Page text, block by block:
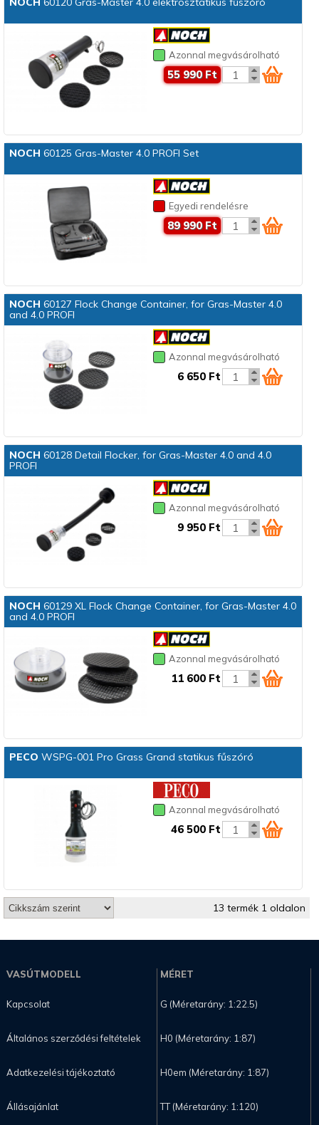
Azonnal megvásárolható
55 990 Ft
NOCH 60125 Gras-Master 4.0 PROFI Set
Egyedi rendelésre
89 990 Ft
NOCH 60127 Flock Change Container, for Gras-Master 4.0
and 4.0 PROFI
Azonnal megvásárolható
6 650 Ft
NOCH 60128 Detail Flocker, for Gras-Master 4.0 and 4.0
PROFI
Azonnal megvásárolható
9 950 Ft
NOCH 60129 XL Flock Change Container, for Gras-Master 4.0
and 4.0 PROFI
Azonnal megvásárolható
11 600 Ft
PECO WSPG-001 Pro Grass Grand statikus fűszóró
Azonnal megvásárolható
46 500 Ft
13 termék 1 oldalon
VASÚTMODELL
Kapcsolat
Általános szerződési feltételek
Adatkezelési tájékoztató
Állásajánlat
MÉRET
G (Méretarány: 1:22.5)
H0 (Méretarány: 1:87)
H0em (Méretarány: 1:87)
TT (Méretarány: 1:120)